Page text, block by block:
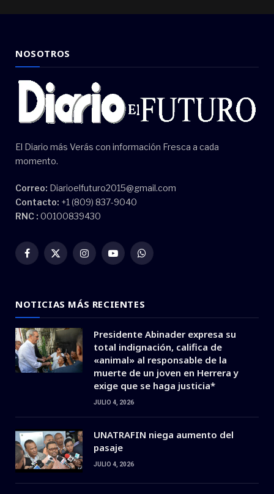
NOSOTROS
El Diario más Verás con información Fresca a cada
momento.
Correo: Diarioelfuturo2015@gmail.com
Contacto: +1 (809) 837-9040
RNC : 00100839430
Facebook
X
InstagramYouTubeWhatsApp
NOTICIAS MÁS RECIENTES
Presidente Abinader expresa su
total indignación, califica de
«animal» al responsable de la
muerte de un joven en Herrera y
exige que se haga justicia*
JULIO 4, 2026
UNATRAFIN niega aumento del
pasaje
JULIO 4, 2026